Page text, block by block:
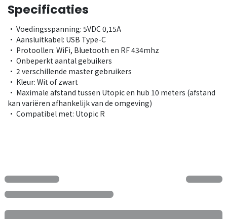
Specificaties
• Voedingsspanning: 5VDC 0,15A
• Aansluitkabel: USB Type-C
• Protoollen: WiFi, Bluetooth en RF 434mhz
• Onbeperkt aantal gebuikers
• 2 verschillende master gebruikers
• Kleur: Wit of zwart
• Maximale afstand tussen Utopic en hub 10 meters (afstand
kan variëren afhankelijk van de omgeving)
• Compatibel met: Utopic R